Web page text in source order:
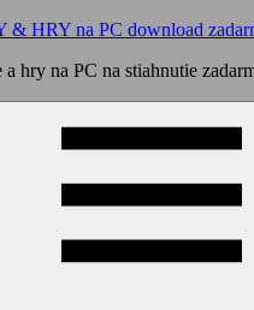
& HRY na PC download
hry na PC na stiahnutie